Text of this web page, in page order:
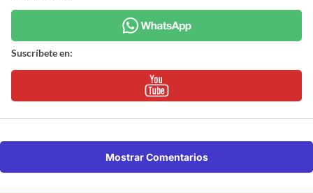
Suscríbete en:
Mostrar Comentarios